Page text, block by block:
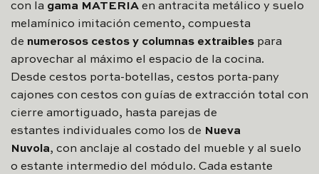
con la gama MATERIA en antracita metálico y suelo
melamínico imitación cemento, compuesta
de numerosos cestos y columnas extraibles para
aprovechar al máximo el espacio de la cocina.
Desde cestos porta-botellas, cestos porta-pany
cajones con cestos con guías de extracción total con
cierre amortiguado, hasta parejas de
estantes individuales como los de Nueva
Nuvola, con anclaje al costado del mueble y al suelo
o estante intermedio del módulo. Cada estante